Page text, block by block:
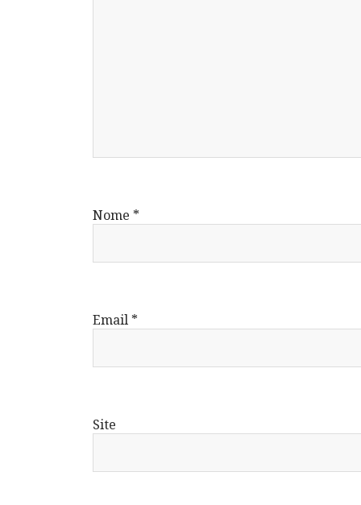
Nome *
Email *
Site